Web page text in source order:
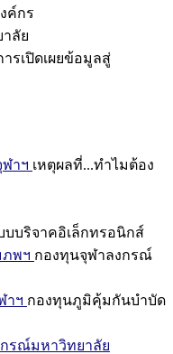
ค์กร
ลัย
ารเปิดเผยข้อมูลสู่
าฯ เหตุผลที่...ทำไมต้อง
บบริจาคอิเล็กทรอนิกส์
พฯ กองทุนจุฬาลงกรณ์
าฯ กองทุนภูมิคุ้มกันบำบัด
กรณ์มหาวิทยาลัย